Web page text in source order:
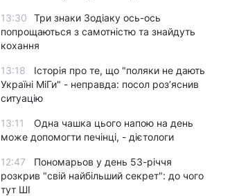
13:30
Три знаки Зодіаку ось-ось
попрощаються з самотністю та знайдуть
кохання
13:18
Історія про те, що "поляки не дають
Україні МіГи" - неправда: посол роз’яснив
ситуацію
13:11
Одна чашка цього напою на день
може допомогти печінці, - дієтологи
12:47
Пономарьов у день 53-річчя
розкрив "свій найбільший секрет": до чого
тут ШІ